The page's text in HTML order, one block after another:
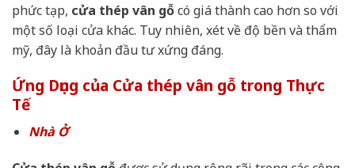
phức tạp, cửa thép vân gỗcó giá thành cao hơn so với
một số loại cửa khác. Tuy nhiên, xét về độ bền và thẩm
mỹ, đây là khoản đầu tư xứng đáng.
Ứng Dụng của Cửa thép vân gỗ trong Thực
Tế
Nhà Ở